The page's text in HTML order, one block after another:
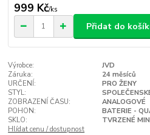
999 Kč/ks
Přidat do
Výrobce:
JVD
Záruka:
24 měsíců
URČENÍ:
PRO ŽENY
STYL:
ZOBRAZENÍ ČASU:
ANALOGOVÉ
POHON:
BATERIE -
SKLO:
TVRZENÉ
Hlídat cenu / dostupnost